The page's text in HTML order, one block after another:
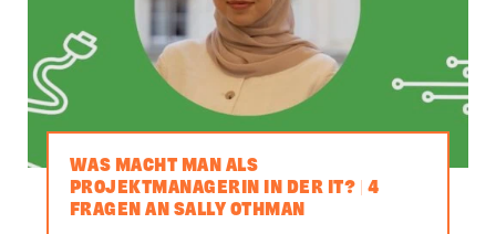
WAS MACHT MAN ALS
PROJEKTMANAGERIN IN DER IT? | 4
FRAGEN AN SALLY OTHMAN